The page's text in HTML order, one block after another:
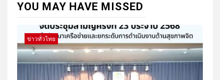
YOU MAY HAVE MISSED
ข่าวทั่วไทย